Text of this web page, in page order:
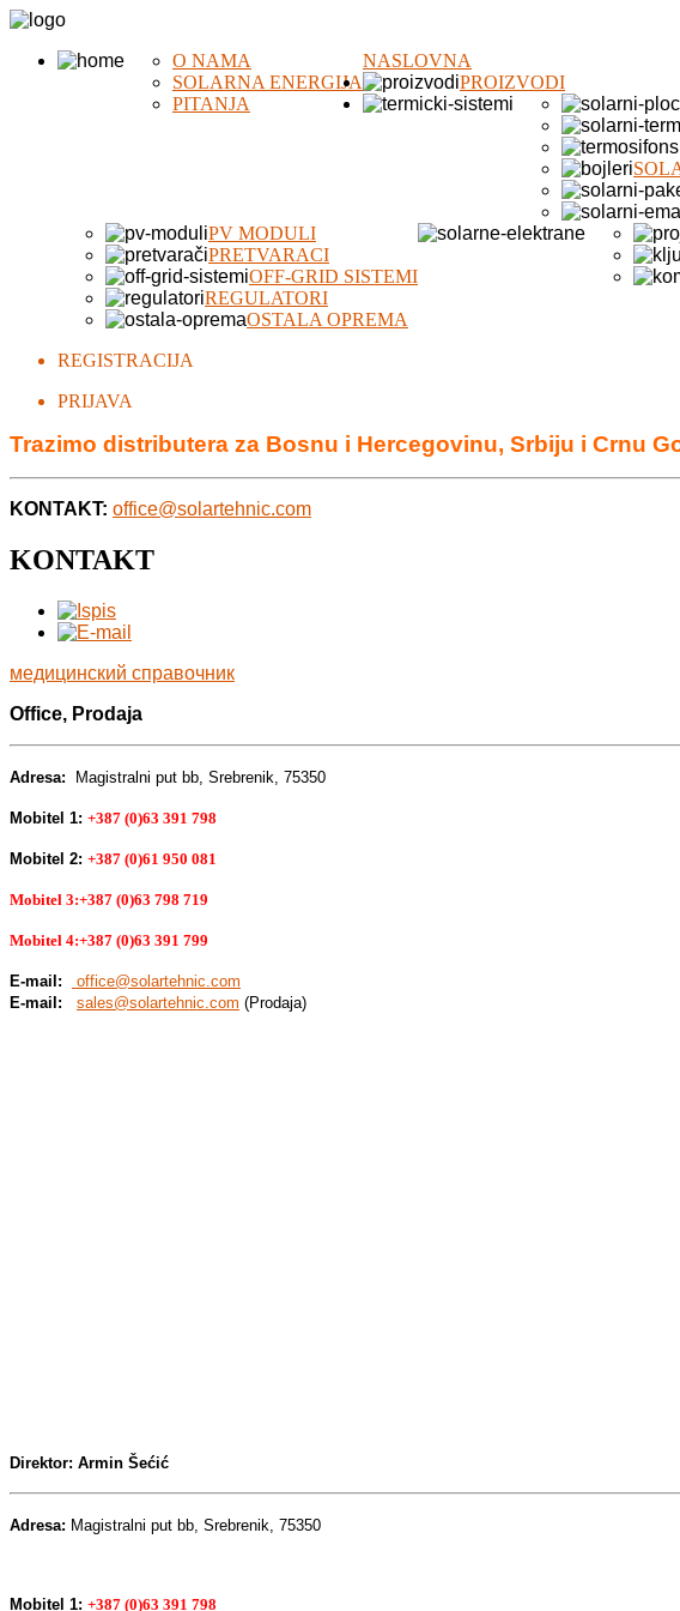
NASLOVNA
O NAMA
SOLARNA ENERGIJA
PITANJA
PROIZVODI
PV MODULI
PRETVARACI
OFF-GRID SISTEMI
REGULATORI
OSTALA OPREMA
REGISTRACIJA
PRIJAVA
Trazimo distributera za Bosnu i Hercegovinu, Srbiju i Crnu
KONTAKT: office@solartehnic.com
KONTAKT
медицинский справочник
Office, Prodaja
Adresa: Magistralni put bb, Srebrenik, 75350
Mobitel 1: +387 (0)63 391 798
Mobitel 2: +387 (0)61 950 081
Mobitel 3:+387 (0)63 798 719
Mobitel 4:+387 (0)63 391 799
E-mail:
office@solartehnic.com
E-mail:
sales@solartehnic.com (Prodaja)
Direktor: Armin Šećić
Adresa: Magistralni put bb, Srebrenik, 75350
Mobitel 1: +387 (0)63 391 798